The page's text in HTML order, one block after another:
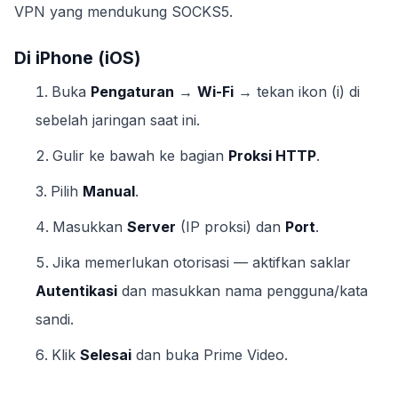
VPN yang mendukung SOCKS5.
Di iPhone (iOS)
Buka Pengaturan → Wi-Fi → tekan ikon (i) di
sebelah jaringan saat ini.
Gulir ke bawah ke bagian Proksi HTTP.
Pilih Manual.
Masukkan Server (IP proksi) dan Port.
Jika memerlukan otorisasi — aktifkan saklar
Autentikasi dan masukkan nama pengguna/kata
sandi.
Klik Selesai dan buka Prime Video.